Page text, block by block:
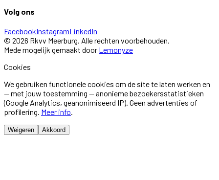
Volg ons
FacebookInstagramLinkedIn
© 2026 Rkvv Meerburg. Alle rechten voorbehouden.
Mede mogelijk gemaakt door Lemonyze
Cookies
We gebruiken functionele cookies om de site te laten werken en
— met jouw toestemming — anonieme bezoekersstatistieken
(Google Analytics, geanonimiseerd IP). Geen advertenties of
profilering. Meer info.
Weigeren Akkoord